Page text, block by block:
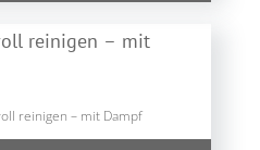
reinigen – mit Dampf